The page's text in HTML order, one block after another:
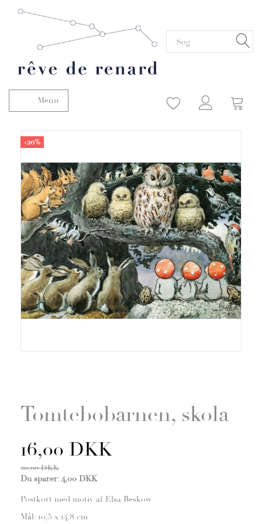
Skifte navigation
Menu
-20%
Tomtebobarnen, skola
16,00 DKK
20,00 DKK
Du sparer: 4,00 DKK
Postkort med motiv af Elsa Beskow
Mål: 10,5 x 14,8 cm